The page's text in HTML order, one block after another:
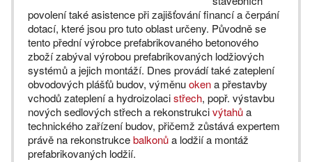
povolení také asistence při zajišťování financí a čerpání
dotací, které jsou pro tuto oblast určeny. Původně se
tento přední výrobce prefabrikovaného betonového
zboží zabýval výrobou prefabrikovaných lodžiových
systémů a jejich montáží. Dnes provádí také zateplení
obvodových plášťů budov, výměnuokena přestavby
vchodů zateplení a hydroizolacistřech, popř. výstavbu
nových sedlových střech a rekonstrukcivýtahůa
technického zařízení budov, přičemž zůstává expertem
právě na rekonstrukcebalkonůa lodžií a montáž
prefabrikovaných lodžií.